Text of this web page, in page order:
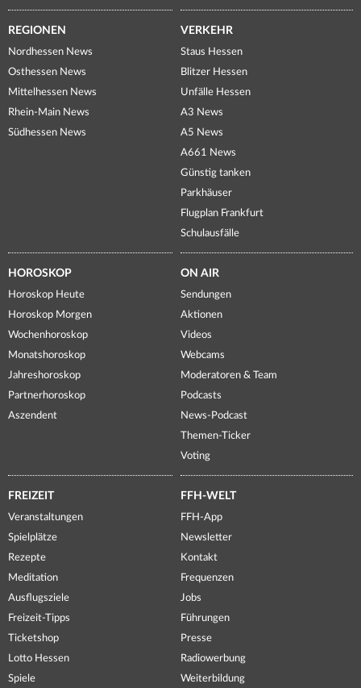
REGIONEN
Nordhessen News
Osthessen News
Mittelhessen News
Rhein-Main News
Südhessen News
VERKEHR
Staus Hessen
Blitzer Hessen
Unfälle Hessen
A3 News
A5 News
A661 News
Günstig tanken
Parkhäuser
Flugplan Frankfurt
Schulausfälle
HOROSKOP
Horoskop Heute
Horoskop Morgen
Wochenhoroskop
Monatshoroskop
Jahreshoroskop
Partnerhoroskop
Aszendent
ON AIR
Sendungen
Aktionen
Videos
Webcams
Moderatoren & Team
Podcasts
News-Podcast
Themen-Ticker
Voting
FREIZEIT
Veranstaltungen
Spielplätze
Rezepte
Meditation
Ausflugsziele
Freizeit-Tipps
Ticketshop
Lotto Hessen
Spiele
FFH-WELT
FFH-App
Newsletter
Kontakt
Frequenzen
Jobs
Führungen
Presse
Radiowerbung
Weiterbildung